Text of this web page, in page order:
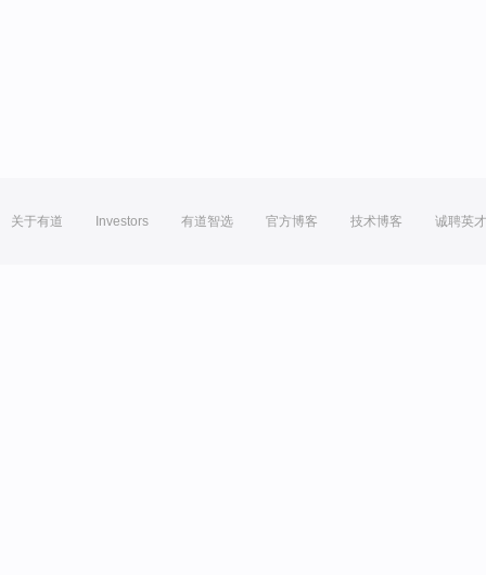
关于有道 Investors 有道智选 官方博客 技术博客 诚聘英才